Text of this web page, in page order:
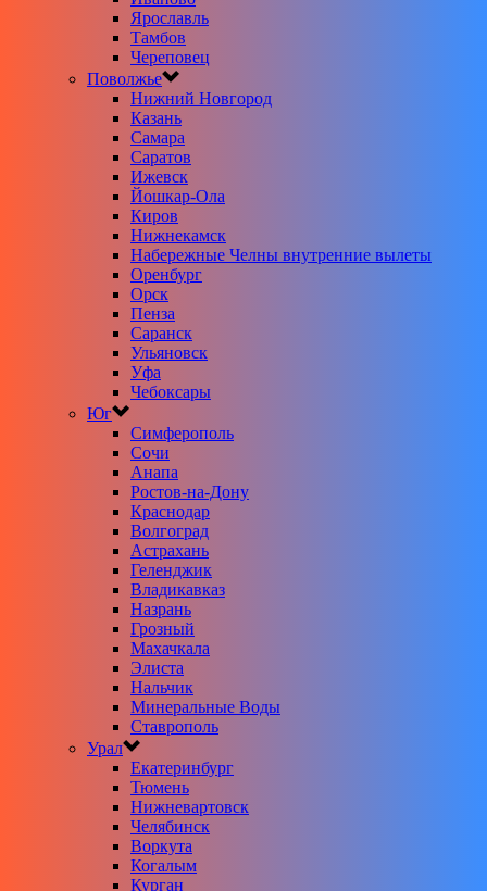
Ярославль
Тамбов
Череповец
Поволжье
Нижний Новгород
Казань
Самара
Саратов
Ижевск
Йошкар-Ола
Киров
Нижнекамск
Набережные Челны внутренние вылеты
Оренбург
Орск
Пенза
Саранск
Ульяновск
Уфа
Чебоксары
Юг
Симферополь
Сочи
Анапа
Ростов-на-Дону
Краснодар
Волгоград
Астрахань
Геленджик
Владикавказ
Назрань
Грозный
Махачкала
Элиста
Нальчик
Минеральные Воды
Ставрополь
Урал
Екатеринбург
Тюмень
Нижневартовск
Челябинск
Воркута
Когалым
Курган